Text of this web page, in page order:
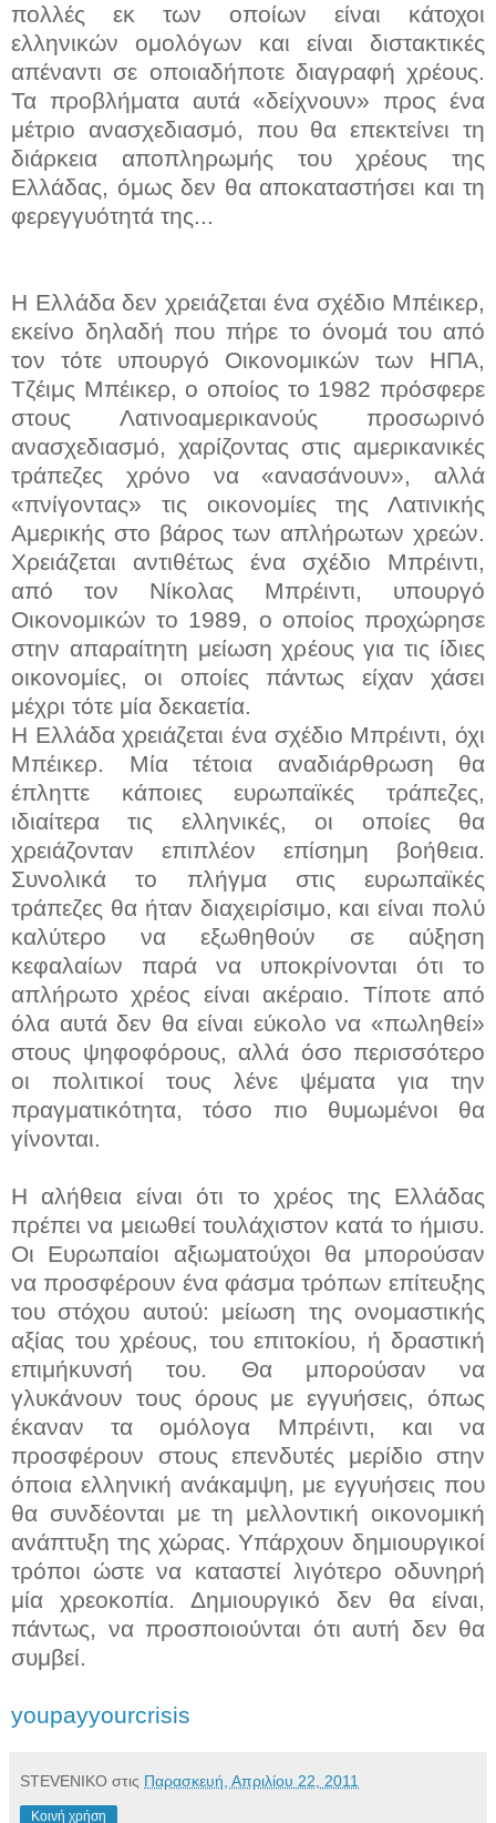
πολλές εκ των οποίων είναι κάτοχοι
ελληνικών ομολόγων και είναι διστακτικές
απέναντι σε οποιαδήποτε διαγραφή χρέους.
Τα προβλήματα αυτά «δείχνουν» προς ένα
μέτριο ανασχεδιασμό, που θα επεκτείνει τη
διάρκεια αποπληρωμής του χρέους της
Ελλάδας, όμως δεν θα αποκαταστήσει και τη
φερεγγυότητά της...
Η Ελλάδα δεν χρειάζεται ένα σχέδιο Μπέικερ,
εκείνο δηλαδή που πήρε το όνομά του από
τον τότε υπουργό Οικονομικών των ΗΠΑ,
Τζέιμς Μπέικερ, ο οποίος το 1982 πρόσφερε
στους Λατινοαμερικανούς προσωρινό
ανασχεδιασμό, χαρίζοντας στις αμερικανικές
τράπεζες χρόνο να «ανασάνουν», αλλά
«πνίγοντας» τις οικονομίες της Λατινικής
Αμερικής στο βάρος των απλήρωτων χρεών.
Χρειάζεται αντιθέτως ένα σχέδιο Μπρέιντι,
από τον Νίκολας Μπρέιντι, υπουργό
Οικονομικών το 1989, ο οποίος προχώρησε
στην απαραίτητη μείωση χρέους για τις ίδιες
οικονομίες, οι οποίες πάντως είχαν χάσει
μέχρι τότε μία δεκαετία.
Η Ελλάδα χρειάζεται ένα σχέδιο Μπρέιντι, όχι
Μπέικερ. Μία τέτοια αναδιάρθρωση θα
έπληττε κάποιες ευρωπαϊκές τράπεζες,
ιδιαίτερα τις ελληνικές, οι οποίες θα
χρειάζονταν επιπλέον επίσημη βοήθεια.
Συνολικά το πλήγμα στις ευρωπαϊκές
τράπεζες θα ήταν διαχειρίσιμο, και είναι πολύ
καλύτερο να εξωθηθούν σε αύξηση
κεφαλαίων παρά να υποκρίνονται ότι το
απλήρωτο χρέος είναι ακέραιο. Τίποτε από
όλα αυτά δεν θα είναι εύκολο να «πωληθεί»
στους ψηφοφόρους, αλλά όσο περισσότερο
οι πολιτικοί τους λένε ψέματα για την
πραγματικότητα, τόσο πιο θυμωμένοι θα
γίνονται.
Η αλήθεια είναι ότι το χρέος της Ελλάδας
πρέπει να μειωθεί τουλάχιστον κατά το ήμισυ.
Οι Ευρωπαίοι αξιωματούχοι θα μπορούσαν
να προσφέρουν ένα φάσμα τρόπων επίτευξης
του στόχου αυτού: μείωση της ονομαστικής
αξίας του χρέους, του επιτοκίου, ή δραστική
επιμήκυνσή του. Θα μπορούσαν να
γλυκάνουν τους όρους με εγγυήσεις, όπως
έκαναν τα ομόλογα Μπρέιντι, και να
προσφέρουν στους επενδυτές μερίδιο στην
όποια ελληνική ανάκαμψη, με εγγυήσεις που
θα συνδέονται με τη μελλοντική οικονομική
ανάπτυξη της χώρας. Υπάρχουν δημιουργικοί
τρόποι ώστε να καταστεί λιγότερο οδυνηρή
μία χρεοκοπία. Δημιουργικό δεν θα είναι,
πάντως, να προσποιούνται ότι αυτή δεν θα
συμβεί.
youpayyourcrisis
STEVENIKO στις Παρασκευή, Απριλίου 22, 2011
Κοινή χρήση